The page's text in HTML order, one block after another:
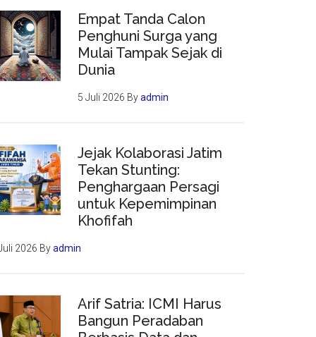
Empat Tanda Calon
Penghuni Surga yang
Mulai Tampak Sejak di
Dunia
5 Juli 2026 Byadmin
Jejak Kolaborasi Jatim
Tekan Stunting:
Penghargaan Persagi
untuk Kepemimpinan
Khofifah
2026 Byadmin
Arif Satria: ICMI Harus
Bangun Peradaban